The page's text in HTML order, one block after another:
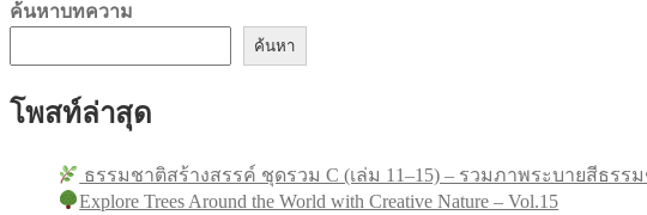
ค้นหาบทความ
ค้นหา
โพสท์ล่าสุด
ธรรมชาติสร้างสรรค์ ชุดรวม C (เล่ม 11–15) – รวมภาพระบายสีธรร
Explore Trees Around the World with Creative Nature – Vol.15